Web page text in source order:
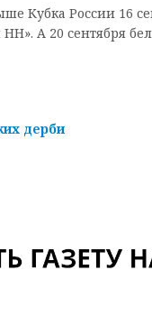
Кубка России 16
А 20 сентября
дерби